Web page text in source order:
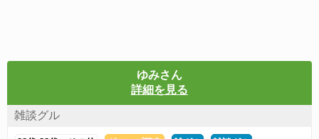
ゆみさん
詳細を見る
雑談グル